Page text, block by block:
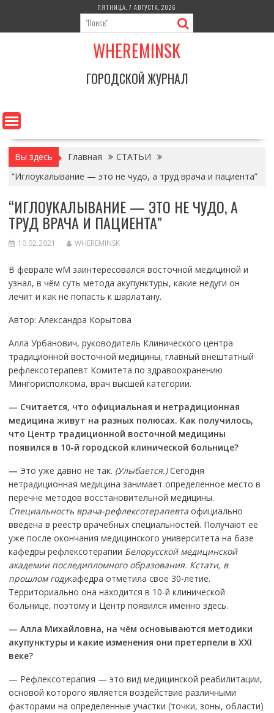
содержимому
ПЯТНИЦА, 7 АВГУСТА, 2026
WHEREMINSK
ГОРОДСКОЙ ЖУРНАЛ
Вы здесь Главная
СТАТЬИ
“Иглоукалывание — это не чудо, а труд врача и пациента”
“ИГЛОУКАЛЫВАНИЕ — ЭТО НЕ ЧУДО, А
ТРУД ВРАЧА И ПАЦИЕНТА”
10.02.2021 WHEREMINSK
В феврале wM заинтересовался восточной медициной и
узнал, в чём суть метода акупунктуры, какие недуги он
лечит и как не попасть к шарлатану.
Автор: Александра Корытова
Алла Урбанович, руководитель Клинического центра
традиционной восточной медицины, главный внештатный
рефлексотерапевт Комитета по здравоохранению
Мингорисполкома, врач высшей категории.
— Считается, что официальная и нетрадиционная
медицина живут на разных полюсах. Как получилось,
что Центр традиционной восточной медицины
появился в 10-й городской клинической больнице?
— Это уже давно не так. (Улыбается.)Сегодня
нетрадиционная медицина занимает определенное место в
перечне методов восстановительной медицины.
Специальность врача-рефлексотерапевтаофициально
введена в реестр врачебных специальностей. Получают ее
уже после окончания медицинского университета на базе
кафедры рефлексотерапии Белорусской медицинской
академии последипломного образования. Кстати, в
прошлом годукафедра отметила свое 30-летие.
Территориально она находится в 10-й клинической
больнице, поэтому и Центр появился именно здесь.
— Алла Михайловна, на чём основываются методики
акупунктуры и какие изменения они претерпели в XXI
веке?
— Рефлексотерапия — это вид медицинской реабилитации,
основой которого является воздействие различными
факторами на определенные участки (точки, зоны, области)